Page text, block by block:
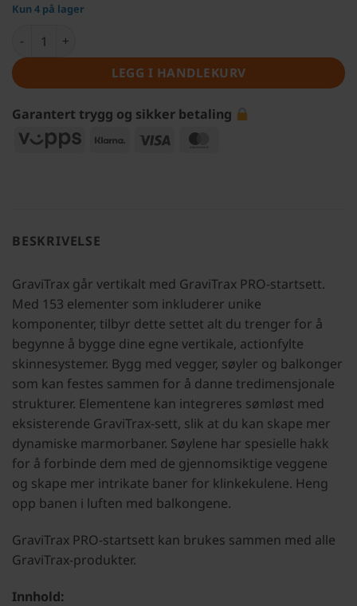
Kun 4 på lager
LEGG I HANDLEKURV
Garantert trygg og sikker betaling
Vipps
Klarna Visa
BESKRIVELSE
GraviTrax går vertikalt med GraviTrax PRO-startsett.
Med 153 elementer som inkluderer unike
komponenter, tilbyr dette settet alt du trenger for å
begynne å bygge dine egne vertikale, actionfylte
skinnesystemer. Bygg med vegger, søyler og balkonger
som kan festes sammen for å danne tredimensjonale
strukturer. Elementene kan integreres sømløst med
eksisterende GraviTrax-sett, slik at du kan skape mer
dynamiske marmorbaner. Søylene har spesielle hakk
for å forbinde dem med de gjennomsiktige veggene
og skape mer intrikate baner for klinkekulene. Heng
opp banen i luften med balkongene.
GraviTrax PRO-startsett kan brukes sammen med alle
GraviTrax-produkter.
Innhold: